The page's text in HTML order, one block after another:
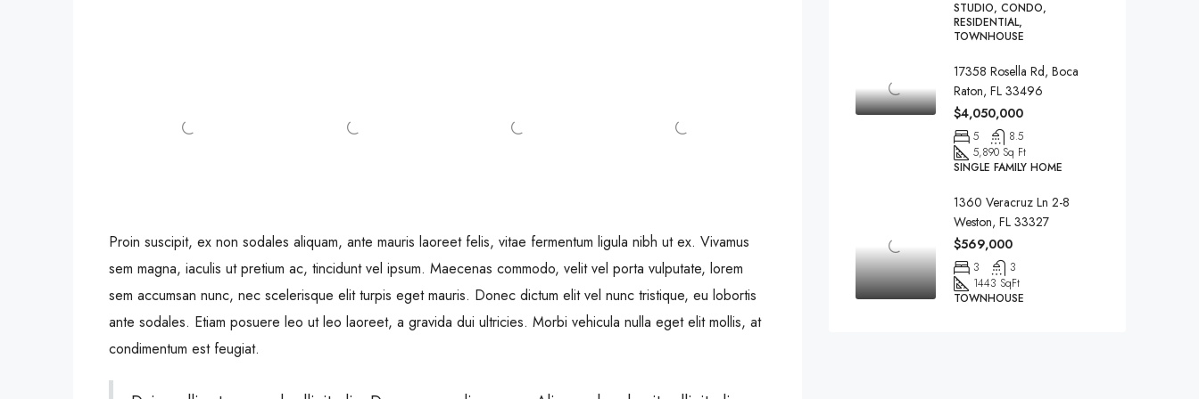
Proin suscipit, ex non sodales aliquam, ante mauris laoreet felis, vitae fermentum ligula nibh ut ex. Vivamus
sem magna, iaculis ut pretium ac, tincidunt vel ipsum. Maecenas commodo, velit vel porta vulputate, lorem
sem accumsan nunc, nec scelerisque elit turpis eget mauris. Donec dictum elit vel nunc tristique, eu lobortis
ante sodales. Etiam posuere leo ut leo laoreet, a gravida dui ultricies. Morbi vehicula nulla eget elit mollis, at
condimentum est feugiat.
STUDIO, CONDO,
RESIDENTIAL,
TOWNHOUSE
17358 Rosella Rd, Boca
Raton, FL 33496
$4,050,000
5
8.5
5,890 Sq Ft
SINGLE FAMILY HOME
1360 Veracruz Ln 2-8
Weston, FL 33327
$569,000
3
3
1443 SqFt
TOWNHOUSE